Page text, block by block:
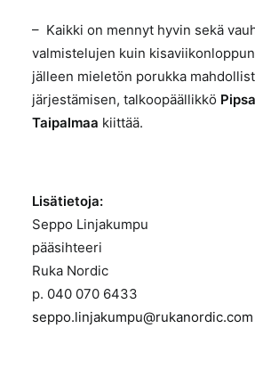
– Kaikki on mennyt hyvin sekä
valmistelujen kuin
jälleen mieletön porukka
järjestämisen, talkoopäällikkö Pipsa
Taipalmaa kiittää.
Lisätietoja:
Seppo Linjakumpu
pääsihteeri
Ruka Nordic
p. 040 070 6433
seppo.linjakumpu@rukanordic.com